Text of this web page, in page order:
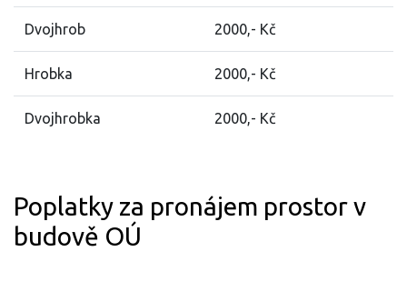
Dvojhrob 2000,- Kč
Hrobka 2000,- Kč
Dvojhrobka 2000,- Kč
Poplatky za pronájem prostor v
budově OÚ